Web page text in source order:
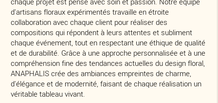
d'artisans floraux expérimentés travaille en étroite
collaboration avec chaque client pour réaliser des
compositions qui répondent à leurs attentes et subliment
chaque événement, tout en respectant une éthique de qualité
et de durabilité. Grâce à une approche personnalisée et à une
compréhension fine des tendances actuelles du design floral,
ANAPHALIS crée des ambiances empreintes de charme,
d'élégance et de modernité, faisant de chaque réalisation un
véritable tableau vivant.